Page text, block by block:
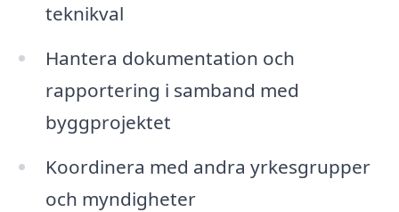
teknikval
Hantera dokumentation och
rapportering i samband med
byggprojektet
Koordinera med andra yrkesgrupper
och myndigheter